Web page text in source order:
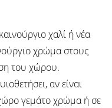
χαλί ή νέα
χρώμα στους
του χώρου.
αν είναι
γεμάτο χρώμα ή σε